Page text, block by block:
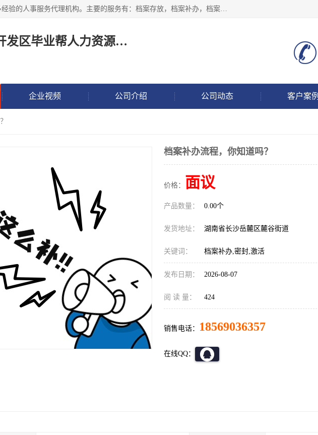
长沙毕业帮人力资源咨询有限责任公司是一家拥有8年多经验的人事服务代理机构。主要的服务有：档案存放，档案补办，档案激活，档案查询，档案查找，档案托管，档案调取，档案异地代办，档案异常处理 等；提供毕业档案处理、人事档案服务、商务代理代办、个人档案等服务，同时办事过程全程与客户沟通，确保真实、安全、可靠！
长沙高新技术产业开发区毕业帮人力资源咨询有限责任公司
企业视频 公司介绍 公司动态 客户案例
档案补办流程，你知道吗？
价格： 面议
产品数量： 0.00个
发货地址： 湖南省长沙岳麓区麓谷街道
关键词： 档案补办,密封,激活
发布日期： 2026-08-07
阅 读 量： 424
销售电话： 18569036357
在线QQ：